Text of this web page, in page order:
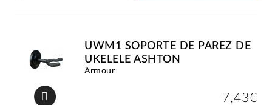
UWM1 SOPORTE DE PAREZ DE
UKELELE ASHTON
Armour
7,43€